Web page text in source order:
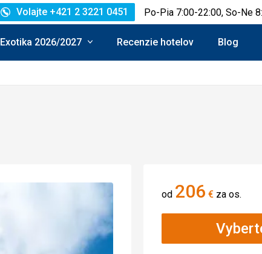
Volajte +421 2 3221 0451 Po-Pia 7:00-22:00, So-Ne
Exotika 2026/2027 Recenzie hotelov Blog
od 206 € za os.